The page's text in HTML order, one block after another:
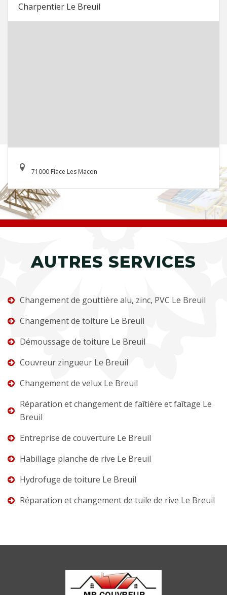
Charpentier Le Breuil
71000 Flace Les Macon
AUTRES SERVICES
Changement de gouttière alu, zinc, PVC Le Breuil
Changement de toiture Le Breuil
Démoussage de toiture Le Breuil
Couvreur zingueur Le Breuil
Changement de velux Le Breuil
Réparation et changement de faîtière et faîtage Le
Breuil
Entreprise de couverture Le Breuil
Habillage planche de rive Le Breuil
Hydrofuge de toiture Le Breuil
Réparation et changement de tuile de rive Le Breuil